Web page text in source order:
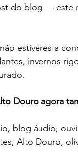
do blog — este
estiveres a
invernos
Douro agora
blog áudio,
Alto Douro,